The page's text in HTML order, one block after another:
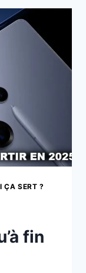
ÇA SERT ?
fin